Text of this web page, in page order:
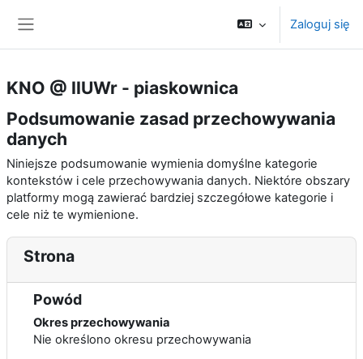
Zaloguj się
KNO @ IIUWr - piaskownica
Podsumowanie zasad przechowywania
danych
Niniejsze podsumowanie wymienia domyślne kategorie
kontekstów i cele przechowywania danych. Niektóre obszary
platformy mogą zawierać bardziej szczegółowe kategorie i
cele niż te wymienione.
Strona
Powód
Okres przechowywania
Nie określono okresu przechowywania